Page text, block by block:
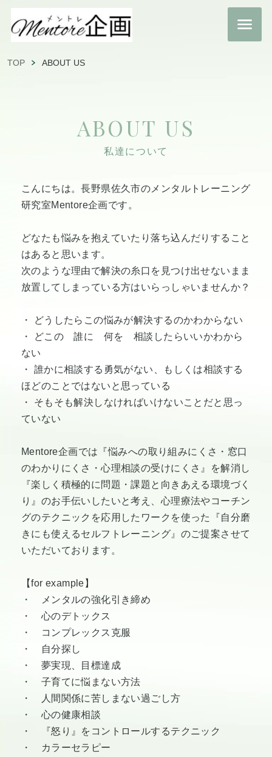
TOP ABOUT US
ABOUT US
私達について
こんにちは。長野県佐久市のメンタルトレーニング
研究室Mentore企画です。
どなたも悩みを抱えていたり落ち込んだりすること
はあると思います。
次のような理由で解決の糸口を見つけ出せないまま
放置してしまっている方はいらっしゃいませんか？
・ どうしたらこの悩みが解決するのかわからない
・ どこの 誰に 何を 相談したらいいかわから
ない
・ 誰かに相談する勇気がない、もしくは相談する
ほどのことではないと思っている
・ そもそも解決しなければいけないことだと思っ
ていない
Mentore企画では『悩みへの取り組みにくさ・窓口
のわかりにくさ・心理相談の受けにくさ』を解消し
『楽しく積極的に問題・課題と向きあえる環境づく
り』のお手伝いしたいと考え、心理療法やコーチン
グのテクニックを応用したワークを使った『自分磨
きにも使えるセルフトレーニング』のご提案させて
いただいております。
【for example】
・ メンタルの強化引き締め
・ 心のデトックス
・ コンプレックス克服
・ 自分探し
・ 夢実現、目標達成
・ 子育てに悩まない方法
・ 人間関係に苦しまない過ごし方
・ 心の健康相談
・ 『怒り』をコントロールするテクニック
・ カラーセラピー